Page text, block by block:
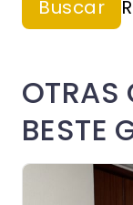
OTRAS
BESTE